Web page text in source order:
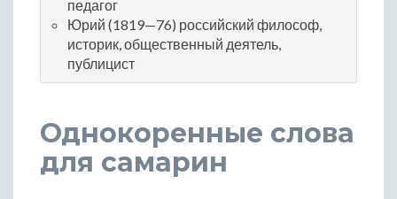
педагог
Юрий (1819—76) российский философ,
историк, общественный деятель,
публицист
Однокоренные слова
для самарин